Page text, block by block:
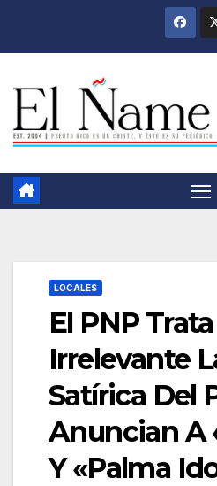
LOCALES
El PNP
Irrelevante
Satírica Del
Anuncian A
Y «Palma